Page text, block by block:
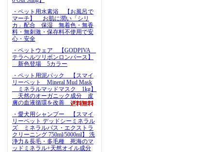
・ペット用水素浴 【お風呂で
マーチ】 お肌に潤い「シリ
カ」配合 保湿 無着色・無香
料・無刺激・保存料不使用で安
心・安全
・ペットウェア 【GODPIVA
テラヘルツリボンロンパース】
新色登場 5カラー
・ペット用泥パック 【スマイ
リーペット Mineral Mud Mask
ミネラルマッドマスク 1kg】
天然のオーガニック成分 皮
膚の血液循環を改善
・愛犬用シャンプー 【スマイ
リーペット デッドシーミネラル
ズ ミネラルバス・エクストラ
クリーニング 750ml/5000ml】 洗
浄力＆長毛・多毛種 死海のマ
ッドミネラル+天然オイル成分